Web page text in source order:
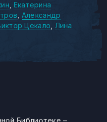
Екатерина
Александр
Цекало
Лина